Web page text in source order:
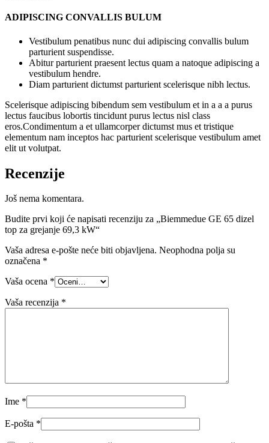
ADIPISCING CONVALLIS BULUM
Vestibulum penatibus nunc dui adipiscing convallis bulum
parturient suspendisse.
Abitur parturient praesent lectus quam a natoque adipiscing a
vestibulum hendre.
Diam parturient dictumst parturient scelerisque nibh lectus.
Scelerisque adipiscing bibendum sem vestibulum et in a a a purus
lectus faucibus lobortis tincidunt purus lectus nisl class
eros.Condimentum a et ullamcorper dictumst mus et tristique
elementum nam inceptos hac parturient scelerisque vestibulum amet
elit ut volutpat.
Recenzije
Još nema komentara.
Budite prvi koji će napisati recenziju za „Biemmedue GE 65 dizel
top za grejanje 69,3 kW“
Vaša adresa e-pošte neće biti objavljena. Neophodna polja su
označena *
Vaša ocena *
Vaša recenzija *
Ime *
E-pošta *